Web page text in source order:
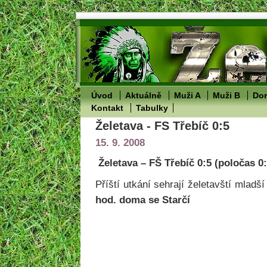
Úvod Aktuálně Muži A Muži B
Kontakt
Tabulky
Želetava - FS Třebíč 0:5
15. 9. 2008
Želetava – FŠ Třebíč 0:5 (poločas
Příští utkání sehrají želetavští
hod. doma se Starčí